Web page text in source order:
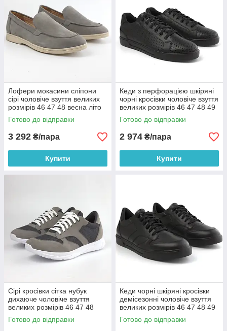
Лофери мокасини сліпони
сірі чоловіче взуття великих
розмірів 46 47 48 весна літо
повсякденне Rosso Avangard
Estiva Grey Nub BS
Готово до відправки
3 292 ₴/пара
Купити
Кеди з перфорацією шкіряні
чорні кросівки чоловіче взуття
великих розмірів 46 47 48 49
весна літо Puran Black Perf
Leather BS
Готово до відправки
2 974 ₴/пара
Купити
Сірі кросівки сітка нубук
дихаюче чоловіче взуття
великих розмірів 46 47 48
весна літо Rosso Avangard
ReBaKa Set Nub Grey BS
Готово до відправки
Кеди чорні шкіряні кросівки
демісезонні чоловіче взуття
великих розмірів 46 47 48 49
Rosso Avangard ReBaKa
Black Pol BS
Готово до відправки